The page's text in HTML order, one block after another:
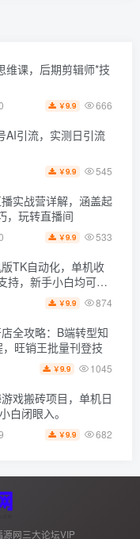
维课，后期剪辑师*技
￥9.9 666
AI引流，实测日引流
￥9.9 545
实战营详解，涵盖起
，玩转直播间
￥9.9 533
TK自动化，单机收
持，新手小白均可操
￥9.9 874
全攻略：B端转型知
旺销王批量刊登技
￥9.9 1045
戏搬砖项目，单机日
白闭眼入。
￥9.9 682
网三大论坛VIP